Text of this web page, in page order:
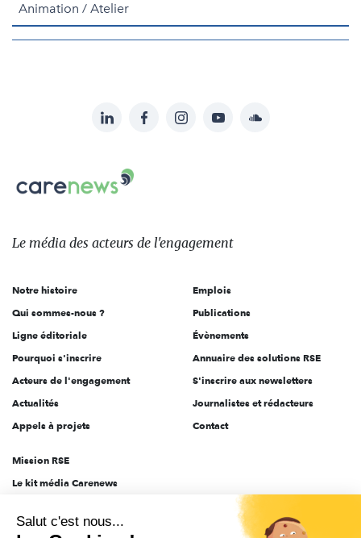
Animation / Atelier
sur:
LinkedInFacebookInstagramYouTubeSoundcloud
Carenews,
Le
des
l'engagement
Le média des acteurs de l'engagement
Notre histoire
Qui sommes-nous ?
Ligne éditoriale
Pourquoi s'inscrire
Acteurs de l'engagement
Actualités
Appels à projets
Emplois
Publications
Évènements
Annuaire des solutions RSE
S'inscrire aux newsletters
Journalistes et rédacteurs
Contact
Mission RSE
Le kit média Carenews
AEF info
Salut c'est nous...